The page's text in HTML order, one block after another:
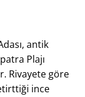
antik
Plajı
Rivayete göre
ince